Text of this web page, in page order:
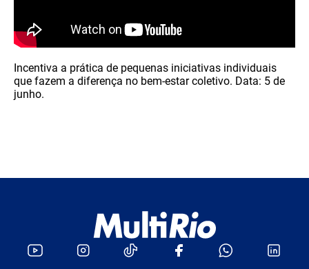
Incentiva a prática de pequenas iniciativas individuais
que fazem a diferença no bem-estar coletivo. Data: 5 de
junho.